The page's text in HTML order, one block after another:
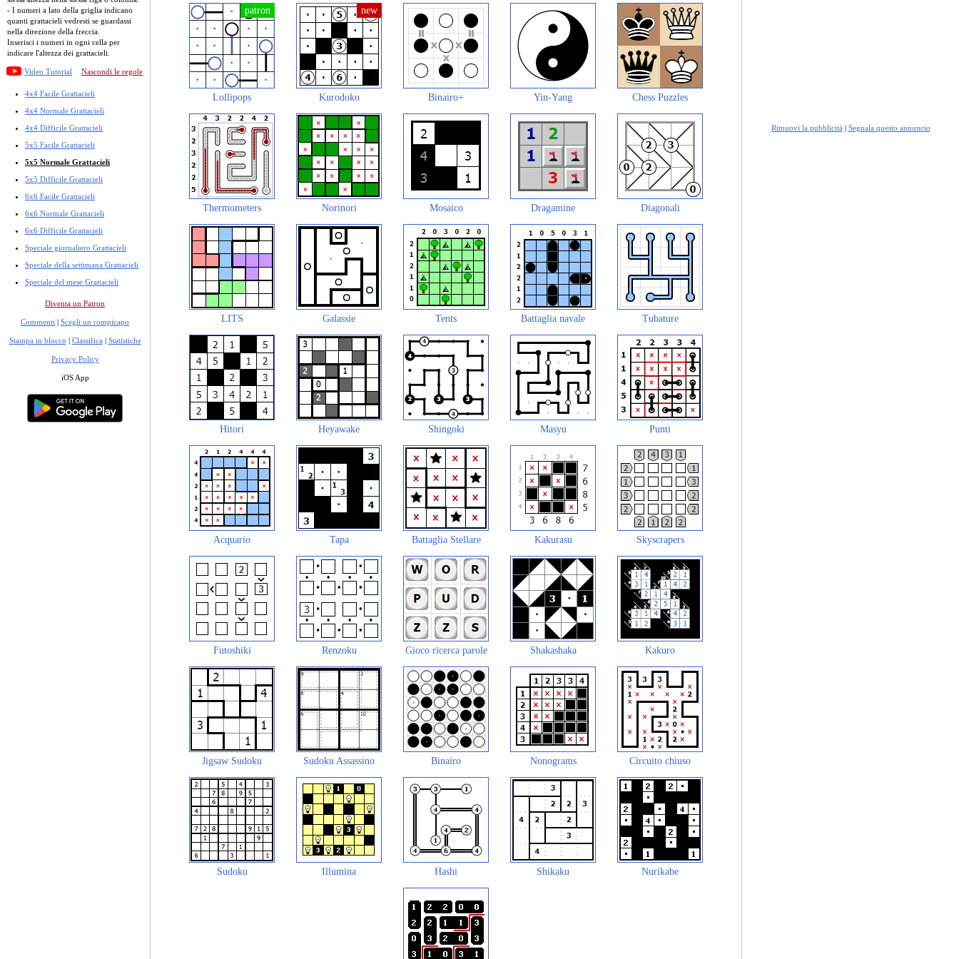
- I numeri a lato della griglia indicano
quanti grattacieli vedresti se guardassi
nella direzione della freccia.
Inserisci i numeri in ogni cella per
indicare l'altezza dei grattacieli.
Video Tutorial Nascondi le regole
4x4 Facile Grattacieli
4x4 Normale Grattacieli
4x4 Difficile Grattacieli
5x5 Facile Grattacieli
5x5 Normale Grattacieli
5x5 Difficile Grattacieli
6x6 Facile Grattacieli
6x6 Normale Grattacieli
6x6 Difficile Grattacieli
Speciale giornaliero Grattacieli
Speciale della settimana Grattacieli
Speciale del mese Grattacieli
Diventa un Patron
Commenti | Scegli un rompicapo
Stampa in blocco | Classifica | Statistiche
Privacy Policy
iOS App
Lollipops Kurodoko Binairo+ Yin-Yang Chess Puzzles
Thermometers Norinori Mosaico Dragamine Diagonali
LITS Galassie Tents Battaglia navale Tubature
Hitori Heyawake Shingoki Masyu Punti
Acquario Tapa Battaglia Stellare Kakurasu Skyscrapers
Futoshiki Renzoku Gioco ricerca parole Shakashaka Kakuro
Jigsaw Sudoku Sudoku Assassino Binairo Nonograms Circuito chiuso
Sudoku Illumina Hashi Shikaku Nurikabe
Rimuovi la pubblicità | Segnala questo annuncio